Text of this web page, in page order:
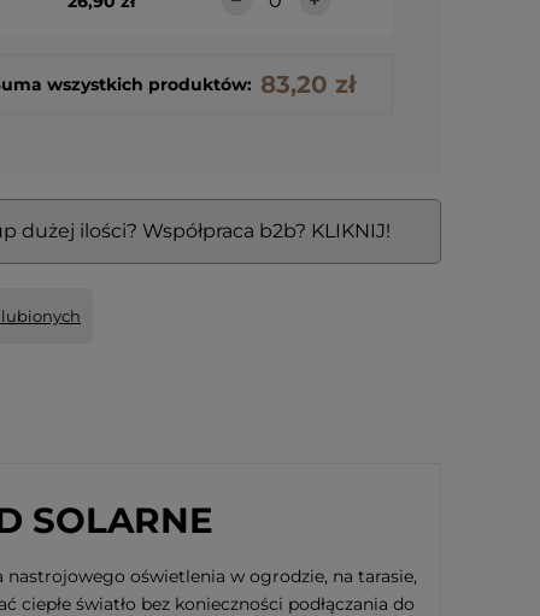
wszystkich produktów: 83,20 zł
dużej ilości? Współpraca b2b? KLIKNIJ!
SOLARNE
oświetlenia w ogrodzie, na tarasie,
ciepłe światło bez konieczności podłączania do